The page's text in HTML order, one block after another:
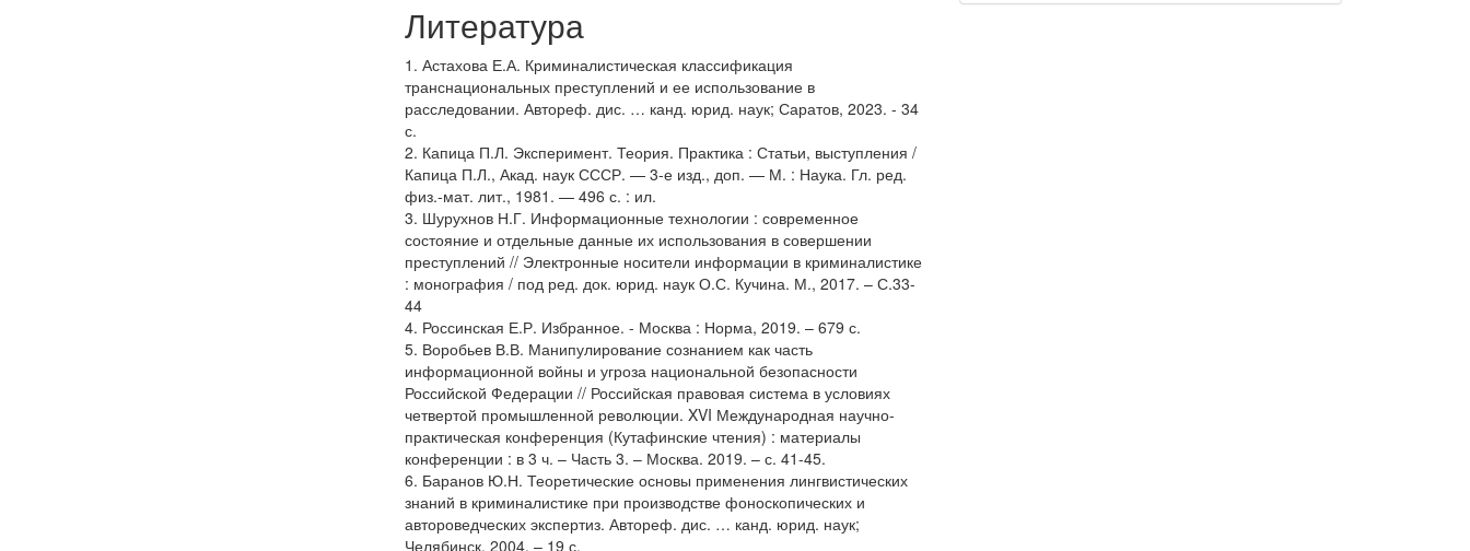
Литература
1. Астахова Е.А. Криминалистическая классификация
транснациональных преступлений и ее использование в
расследовании. Автореф. дис. … канд. юрид. наук; Саратов, 2023. - 34
с.
2. Капица П.Л. Эксперимент. Теория. Практика : Статьи, выступления /
Капица П.Л., Акад. наук СССР. — 3-е изд., доп. — М. : Наука. Гл. ред.
физ.-мат. лит., 1981. — 496 с. : ил.
3. Шурухнов Н.Г. Информационные технологии : современное
состояние и отдельные данные их использования в совершении
преступлений // Электронные носители информации в криминалистике
: монография / под ред. док. юрид. наук О.С. Кучина. М., 2017. – С.33-
44
4. Россинская Е.Р. Избранное. - Москва : Норма, 2019. – 679 с.
5. Воробьев В.В. Манипулирование сознанием как часть
информационной войны и угроза национальной безопасности
Российской Федерации // Российская правовая система в условиях
четвертой промышленной революции. XVI Международная научно-
практическая конференция (Кутафинские чтения) : материалы
конференции : в 3 ч. – Часть 3. – Москва. 2019. – с. 41-45.
6. Баранов Ю.Н. Теоретические основы применения лингвистических
знаний в криминалистике при производстве фоноскопических и
автороведческих экспертиз. Автореф. дис. … канд. юрид. наук;
Челябинск, 2004. – 19 с.